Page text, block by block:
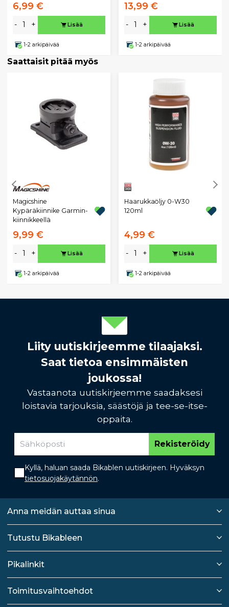
6,99 €
- + Lisää
1-2 arkipäivää
13,99 €
- + Lisää
1-2 arkipäivää
Saattaisit pitää myös
Magicshine
Kypäräkiinnike Garmin-
kiinnikkeellä
9,99 €
- + Lisää
1-2 arkipäivää
Haarukkaöljy 0-W30
120ml
4,99 €
- + Lisää
1-2 arkipäivää
Liity uutiskirjeemme tilaajaksi.
Saat tietoa ensimmäisten
joukossa!
Vastaanota uutiskirjeemme saadaksesi
loistavia tarjouksia, säästöjä ja tee-se-itse-
oppaita.
Rekisteröidy
Kyllä, haluan saada Bikablen uutiskirjeen. Hyväksyn
tietosuojakäytännön.
Anna meidän auttaa sinua
Tutustu Bikableen
Pikalinkit
Toimitusvaihtoehdot